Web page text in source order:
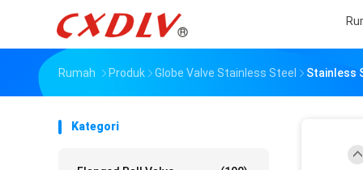
Rumah Produk Globe Valve Stainless Steel Stainless
Kategori